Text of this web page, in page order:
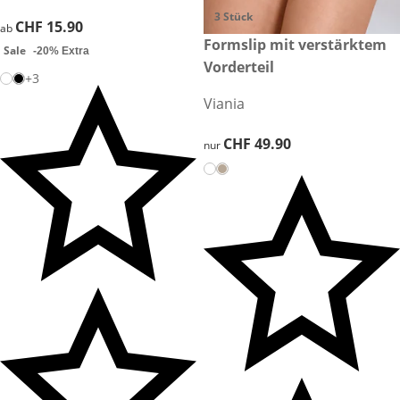
CHF 15.90
ab CHF 15.90
Sale -20% Extra
+3
3 Stück
CHF 49.90
Formslip mit verstärktem
Vorderteil
Viania
CHF 49.90
nur CHF 49.90